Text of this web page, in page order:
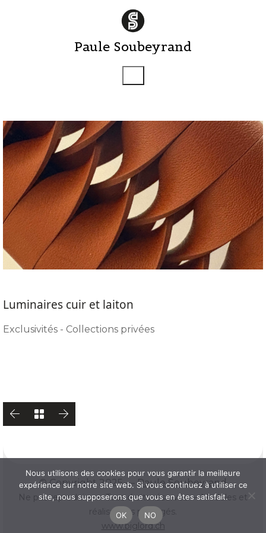
Luminaires cuir et laiton
Exclusivités - Collections privées
© Copyright 2025 — Paule Soubeyrand
Ne pas reproduire — Tous droits réservés — Modèles et
réalisations protégés.
www.biglord.ch
Nous utilisons des cookies pour vous garantir la meilleure
expérience sur notre site web. Si vous continuez à utiliser ce
site, nous supposerons que vous en êtes satisfait.
OK
NO